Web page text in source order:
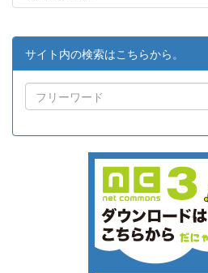
サイト内の検索はこちらから。